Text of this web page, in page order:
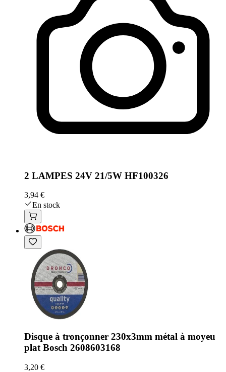
2 LAMPES 24V 21/5W HF100326
3,94 €
En stock
Disque à tronçonner 230x3mm métal à moyeu
plat Bosch 2608603168
3,20 €